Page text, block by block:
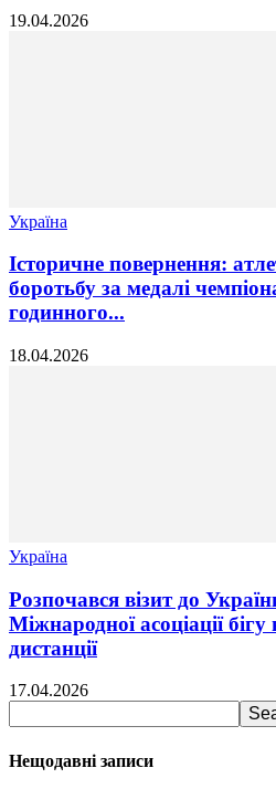
19.04.2026
Україна
Історичне повернення:
боротьбу за медалі
годинного...
18.04.2026
Україна
Розпочався візит до
Міжнародної асоціації бігу
дистанції
17.04.2026
Нещодавні записи